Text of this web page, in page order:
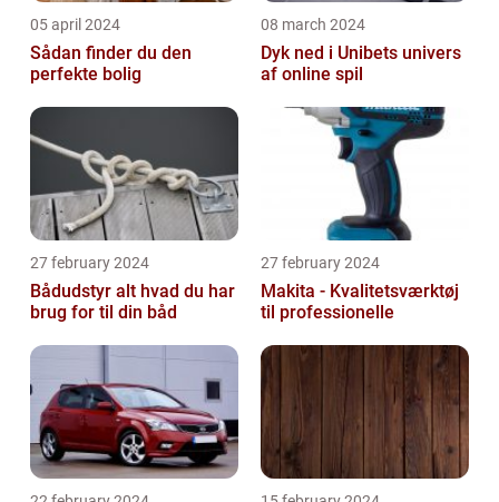
05 april 2024
Sådan finder du den
perfekte bolig
08 march 2024
Dyk ned i Unibets univers
af online spil
27 february 2024
Bådudstyr alt hvad du har
brug for til din båd
27 february 2024
Makita - Kvalitetsværktøj
til professionelle